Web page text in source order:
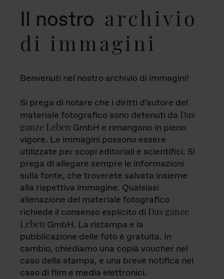
Il nostro archivio
di immagini
Benvenuti nel nostro archivio di immagini!
Si prega di notare che i diritti d'autore del
materiale fotografico sono detenuti da Das
ganze Leben GmbH e rimangono in pieno
vigore. Le immagini possono essere
utilizzate per scopi editoriali e scientifici. Si
prega di allegare sempre le informazioni
sulla fonte, che troverete salvata insieme
alla rispettiva immagine. Qualsiasi
alienazione del materiale fotografico
richiede il consenso esplicito di Das ganze
Leben GmbH. La ristampa e la
pubblicazione delle foto è gratuita. In
cambio, chiediamo una copia voucher nel
caso della stampa, e una breve notifica nel
caso di film e media elettronici.